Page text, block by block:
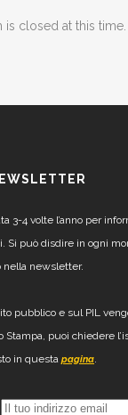
is closed at this time.
3-4 volte l’anno per
Si può disdire in ogni
newsletter.
pubblico e sul PIL
Stampa, puoi chiedere
in questa pagina.